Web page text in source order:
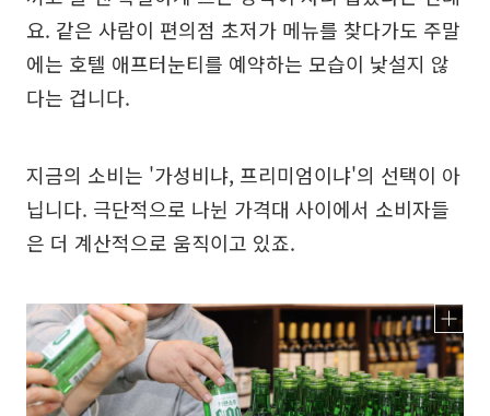
요. 같은 사람이 편의점 초저가 메뉴를 찾다가도 주말
에는 호텔 애프터눈티를 예약하는 모습이 낯설지 않
다는 겁니다.
지금의 소비는 '가성비냐, 프리미엄이냐'의 선택이 아
닙니다. 극단적으로 나뉜 가격대 사이에서 소비자들
은 더 계산적으로 움직이고 있죠.